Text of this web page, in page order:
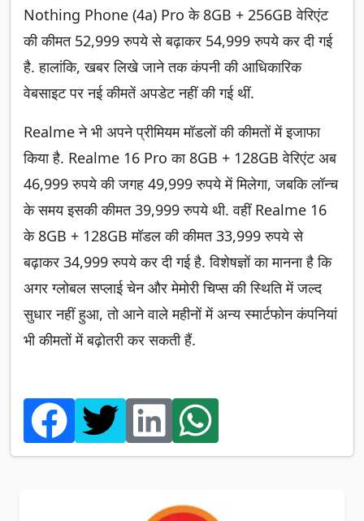
Nothing Phone (4a) Pro के 8GB + 256GB वेरिएंट
की कीमत 52,999 रुपये से बढ़ाकर 54,999 रुपये कर दी गई
है. हालांकि, खबर लिखे जाने तक कंपनी की आधिकारिक
वेबसाइट पर नई कीमतें अपडेट नहीं की गई थीं.
Realme ने भी अपने प्रीमियम मॉडलों की कीमतों में इजाफा
किया है. Realme 16 Pro का 8GB + 128GB वेरिएंट अब
46,999 रुपये की जगह 49,999 रुपये में मिलेगा, जबकि लॉन्च
के समय इसकी कीमत 39,999 रुपये थी. वहीं Realme 16
के 8GB + 128GB मॉडल की कीमत 33,999 रुपये से
बढ़ाकर 34,999 रुपये कर दी गई है. विशेषज्ञों का मानना है कि
अगर ग्लोबल सप्लाई चेन और मेमोरी चिप्स की स्थिति में जल्द
सुधार नहीं हुआ, तो आने वाले महीनों में अन्य स्मार्टफोन कंपनियां
भी कीमतों में बढ़ोतरी कर सकती हैं.